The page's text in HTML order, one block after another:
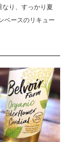
り、すっかり夏
ベースのリキュー